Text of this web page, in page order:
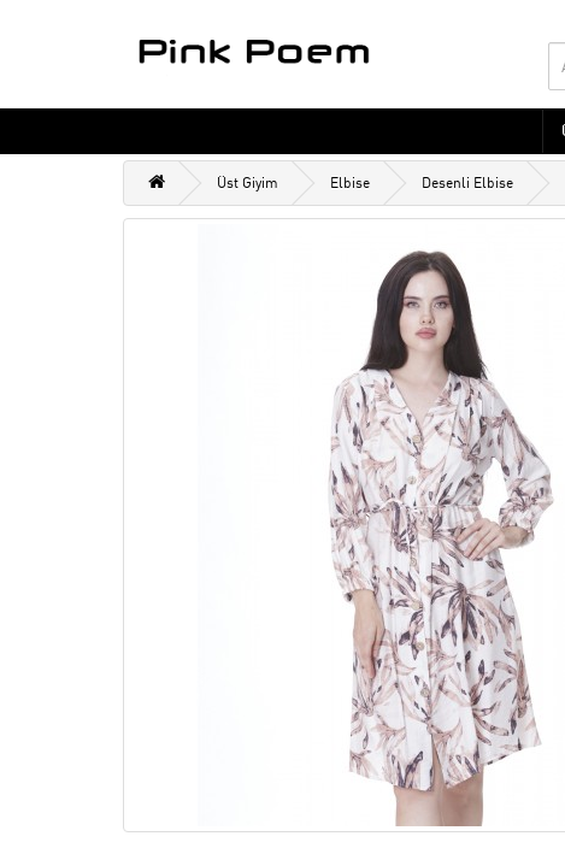
Üst Giyim Elbise Desenli Elbise